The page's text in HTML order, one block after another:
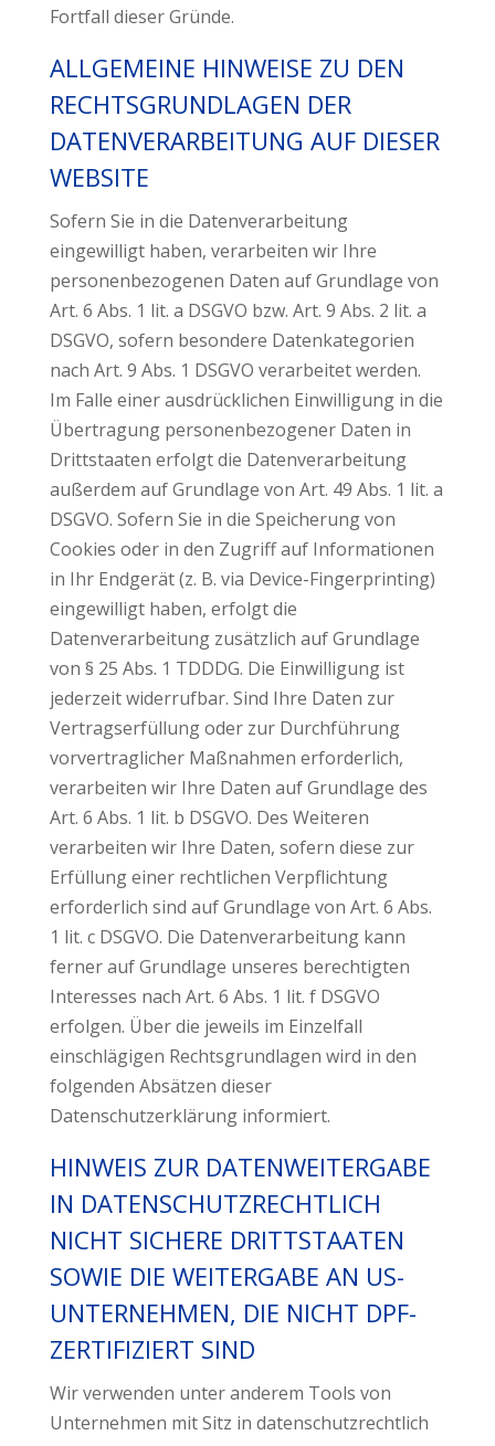
Fortfall dieser Gründe.
ALLGEMEINE HINWEISE ZU DEN
RECHTSGRUNDLAGEN DER
DATENVERARBEITUNG AUF DIESER
WEBSITE
Sofern Sie in die Datenverarbeitung
eingewilligt haben, verarbeiten wir Ihre
personenbezogenen Daten auf Grundlage von
Art. 6 Abs. 1 lit. a DSGVO bzw. Art. 9 Abs. 2 lit. a
DSGVO, sofern besondere Datenkategorien
nach Art. 9 Abs. 1 DSGVO verarbeitet werden.
Im Falle einer ausdrücklichen Einwilligung in die
Übertragung personenbezogener Daten in
Drittstaaten erfolgt die Datenverarbeitung
außerdem auf Grundlage von Art. 49 Abs. 1 lit. a
DSGVO. Sofern Sie in die Speicherung von
Cookies oder in den Zugriff auf Informationen
in Ihr Endgerät (z. B. via Device-Fingerprinting)
eingewilligt haben, erfolgt die
Datenverarbeitung zusätzlich auf Grundlage
von § 25 Abs. 1 TDDDG. Die Einwilligung ist
jederzeit widerrufbar. Sind Ihre Daten zur
Vertragserfüllung oder zur Durchführung
vorvertraglicher Maßnahmen erforderlich,
verarbeiten wir Ihre Daten auf Grundlage des
Art. 6 Abs. 1 lit. b DSGVO. Des Weiteren
verarbeiten wir Ihre Daten, sofern diese zur
Erfüllung einer rechtlichen Verpflichtung
erforderlich sind auf Grundlage von Art. 6 Abs.
1 lit. c DSGVO. Die Datenverarbeitung kann
ferner auf Grundlage unseres berechtigten
Interesses nach Art. 6 Abs. 1 lit. f DSGVO
erfolgen. Über die jeweils im Einzelfall
einschlägigen Rechtsgrundlagen wird in den
folgenden Absätzen dieser
Datenschutzerklärung informiert.
HINWEIS ZUR DATENWEITERGABE
IN DATENSCHUTZRECHTLICH
NICHT SICHERE DRITTSTAATEN
SOWIE DIE WEITERGABE AN US-
UNTERNEHMEN, DIE NICHT DPF-
ZERTIFIZIERT SIND
Wir verwenden unter anderem Tools von
Unternehmen mit Sitz in datenschutzrechtlich